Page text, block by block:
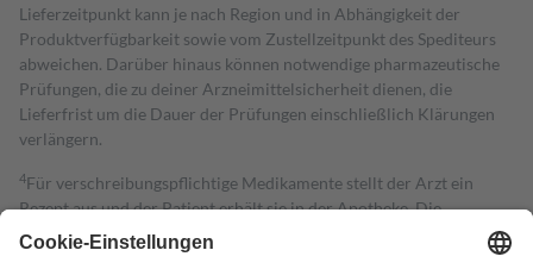
Lieferzeitpunkt kann je nach Region und in Abhängigkeit der
Produktverfügbarkeit sowie vom Zustellzeitpunkt des Spediteurs
abweichen. Darüber hinaus können notwendige pharmazeutische
Prüfungen, die zu deiner Arzneimittelsicherheit dienen, die
Lieferfrist um die Dauer der Prüfungen einschließlich Klärungen
verlängern.
4Für verschreibungspflichtige Medikamente stellt der Arzt ein
Rezept aus und der Patient erhält sie in der Apotheke. Die
gesetzliche Krankenversicherung übernimmt in der Regel die
Kosten dafür, der Versicherte trägt einen Teil davon als Zuzahlung